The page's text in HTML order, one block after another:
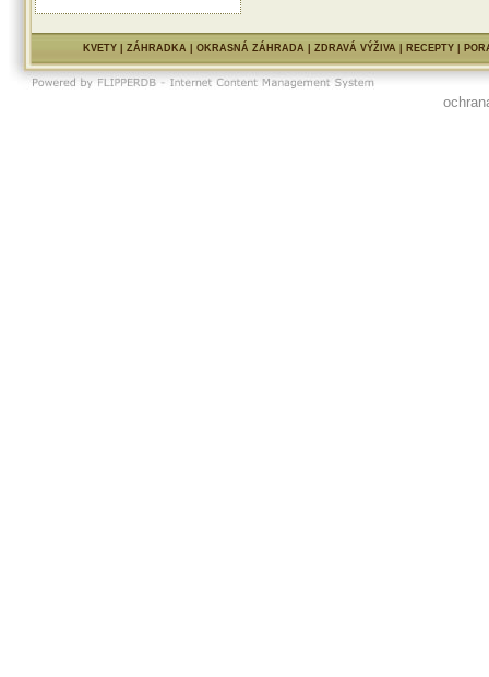
KVETY| ZÁHRADKA| OKRASNÁ ZÁHRADA| ZDRAVÁ VÝŽIVA| RECEPTY|